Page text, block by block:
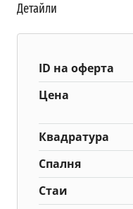
Детайли
ID на оферта
Цена
Квадратура
Спалня
Стаи